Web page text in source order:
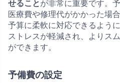
せることが非常に重要です。
医療費や修理代がかかった場
予算に柔軟に対応できるよう
ストレスが軽減され、よりス
ができます。
予備費の設定